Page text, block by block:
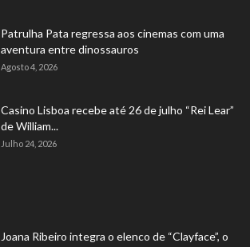
Patrulha Pata regressa aos cinemas com uma
aventura entre dinossauros
Agosto 4, 2026
Casino Lisboa recebe até 26 de julho “Rei Lear”
de William...
Julho 24, 2026
Joana Ribeiro integra o elenco de “Clayface”, o